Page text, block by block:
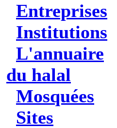
Entreprises
Institutions
L'annuaire
du halal
Mosquées
Sites